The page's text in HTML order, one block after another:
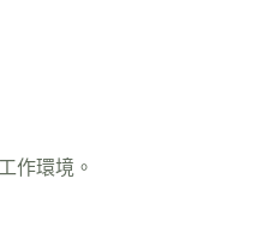
作環境。